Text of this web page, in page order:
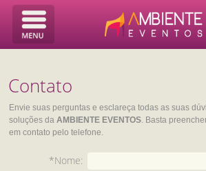
Contato
Envie suas perguntas e esclareça todas as suas
soluções daAMBIENTE EVENTOS. Basta
em contato pelo telefone.
*Nome: